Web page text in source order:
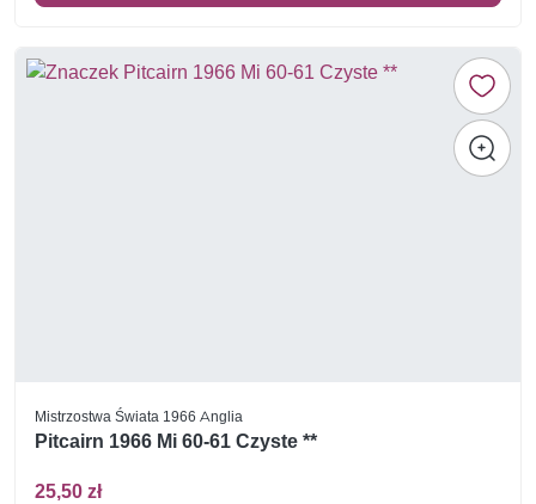
Mistrzostwa Świata 1966 Anglia
Pitcairn 1966 Mi 60-61 Czyste **
25,50 zł